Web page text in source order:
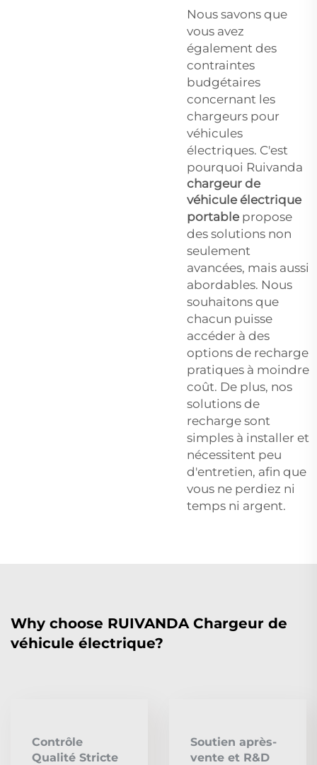
Nous savons que
vous avez
également des
contraintes
budgétaires
concernant les
chargeurs pour
véhicules
électriques. C'est
pourquoi Ruivanda
chargeur de
véhicule électrique
portable propose
des solutions non
seulement
avancées, mais aussi
abordables. Nous
souhaitons que
chacun puisse
accéder à des
options de recharge
pratiques à moindre
coût. De plus, nos
solutions de
recharge sont
simples à installer et
nécessitent peu
d'entretien, afin que
vous ne perdiez ni
temps ni argent.
Why choose RUIVANDA Chargeur de
véhicule électrique?
Contrôle
Qualité Stricte
Soutien après-
vente et R&D